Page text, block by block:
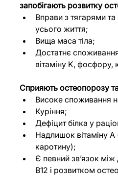
запобігають розвитку
Вправи з тягарями
усього життя;
Вища маса тіла;
Достатнє
вітаміну K, фосфору,
Сприяють остеопорозу
Високе споживання
Куріння;
Дефіцит білка у
Надлишок вітаміну А
каротину);
Є певний зв’язок між
В12 і розвитком